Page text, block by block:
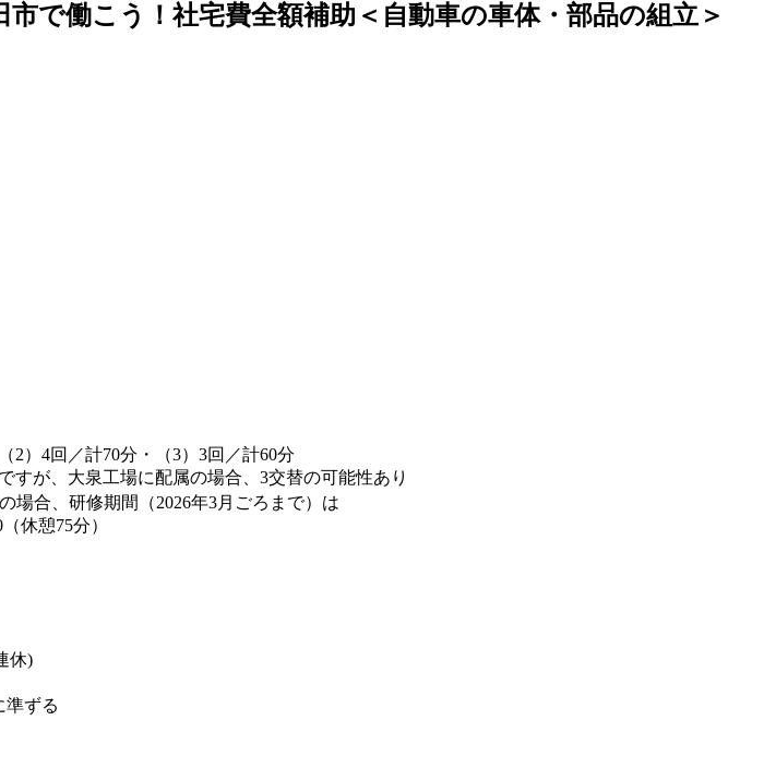
で働こう！社宅費全額補助＜自動車の車体・部品の組立＞
2）4回／計70分・（3）3回／計60分
が、大泉工場に配属の場合、3交替の可能性あり
場合、研修期間（2026年3月ごろまで）は
休憩75分）
休)
ずる